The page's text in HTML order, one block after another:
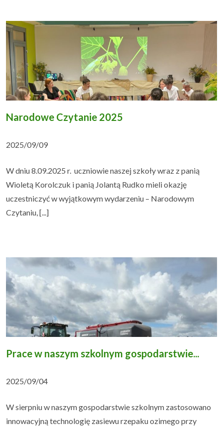
Narodowe Czytanie 2025
2025/09/09
W dniu 8.09.2025 r. uczniowie naszej szkoły wraz z panią
Wioletą Korolczuk i panią Jolantą Rudko mieli okazję
uczestniczyć w wyjątkowym wydarzeniu – Narodowym
Czytaniu, [...]
Prace w naszym szkolnym gospodarstwie...
2025/09/04
W sierpniu w naszym gospodarstwie szkolnym zastosowano
innowacyjną technologię zasiewu rzepaku ozimego przy